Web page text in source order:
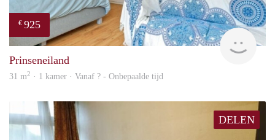
€ 925
Prinseneiland
31 m2 · 1 kamer · Vanaf ? - Onbepaalde tijd
DELEN